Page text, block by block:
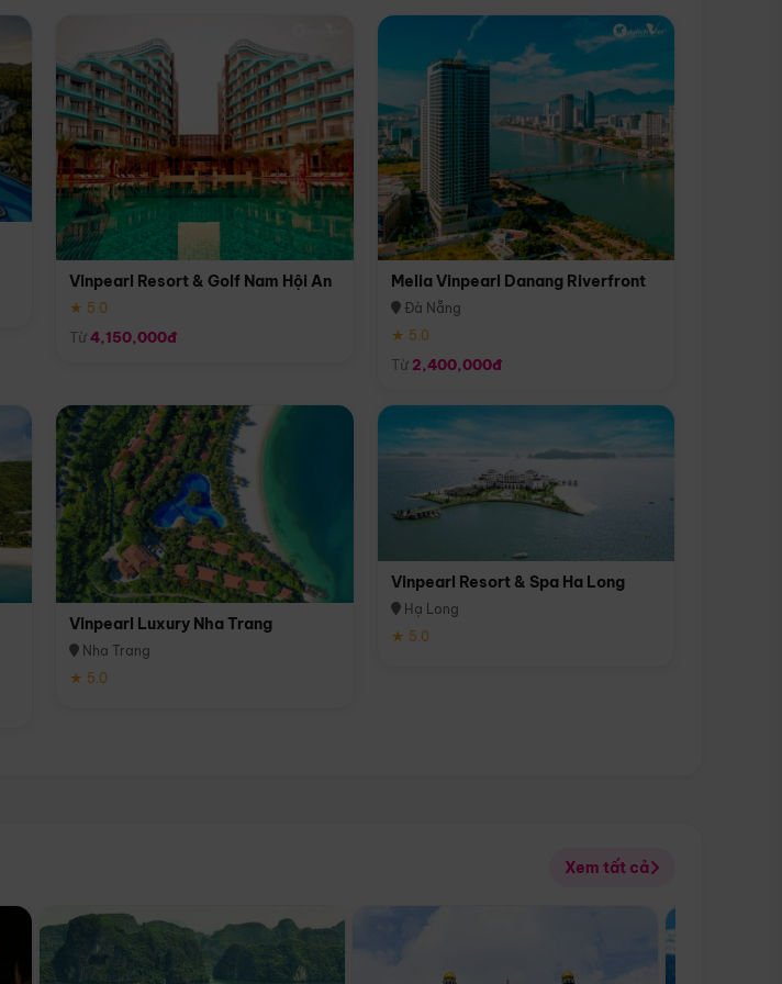
Vinpearl Resort & Golf Nam Hội An
★ 5.0
Từ4,150,000đ
Melia Vinpearl Danang Riverfront
Đà Nẵng
★ 5.0
Từ 2,400,000đ
Vinpearl Luxury Nha Trang
Nha Trang
★ 5.0
Vinpearl Resort & Spa Ha Long
Hạ Long
★ 5.0
Xem tất cả